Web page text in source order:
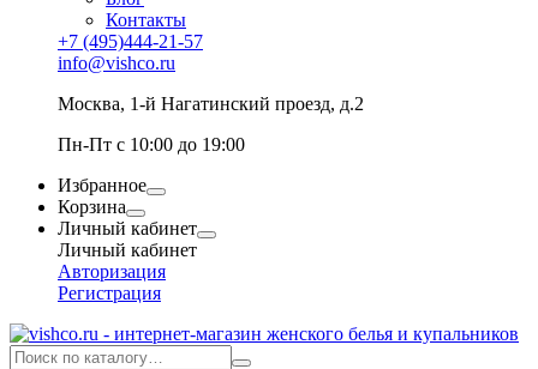
Контакты
+7 (495)444-21-57
info@vishco.ru
Москва, 1-й Нагатинский проезд, д.2
Пн-Пт с 10:00 до 19:00
Избранное
Корзина
Личный кабинет
Личный кабинет
Авторизация
Регистрация